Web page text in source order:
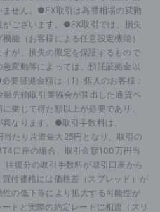
ません。●FX取引は為替相場の変動
ございます。●FX取引では、損失
能（お客様による任意設定機能）
が、損失の限定を保証するもので
変動等によっては、預託証拠金以
要証拠金額は（1）個人のお客様：
先物取引業協会が算出した通貨ペ
乗じて得た額以上が必要であり、
なります。●取引手数料は、
たり片道最大25円となり、取引の
口座の場合、取引金額100万円当
復分の取引手数料が取引口座から
付価格には価格差（スプレッド）が
の低下等により拡大する可能性が
トと実際の約定レートに相違（スリ